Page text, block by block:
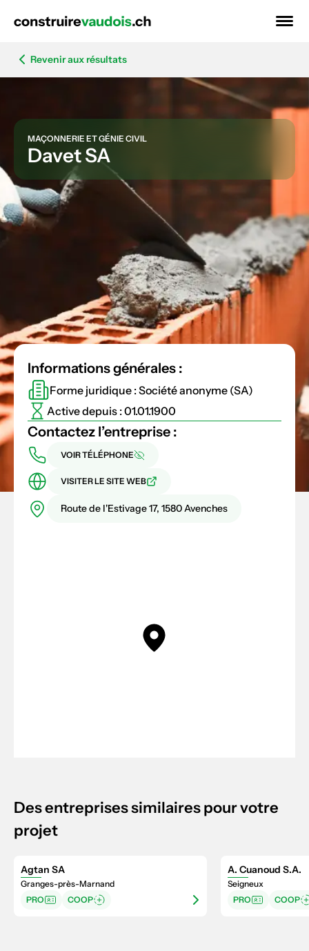
Revenir aux résultats
MAÇONNERIE ET GÉNIE CIVIL
Davet SA
Informations générales :
Forme juridique : Société anonyme (SA)
Active depuis : 01.01.1900
Contactez l’entreprise :
VOIR TÉLÉPHONE
VISITER LE SITE WEB
Route de l'Estivage 17, 1580 Avenches
Des entreprises similaires pour votre
projet
Agtan SA
Granges-près-Marnand
PRO
COOP
A. Cuanoud S.A.
Seigneux
PRO
COOP